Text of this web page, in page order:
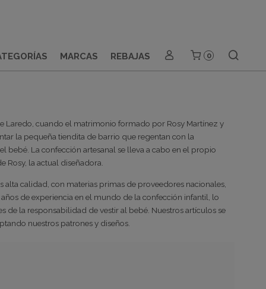
MARCAS REBAJAS 0
Laredo, cuando el matrimonio formado por Rosy Martínez y
la pequeña tiendita de barrio que regentan con la
bebé. La confección artesanal se lleva a cabo en el propio
Rosy, la actual diseñadora.
calidad, con materias primas de proveedores nacionales,
de experiencia en el mundo de la confección infantil, lo
de la responsabilidad de vestir al bebé. Nuestros artículos se
nuestros patrones y diseños.